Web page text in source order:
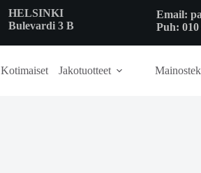
HELSINKI
Bulevardi 3 B
Email:
Puh: 010
Kotimaiset Jakotuotteet